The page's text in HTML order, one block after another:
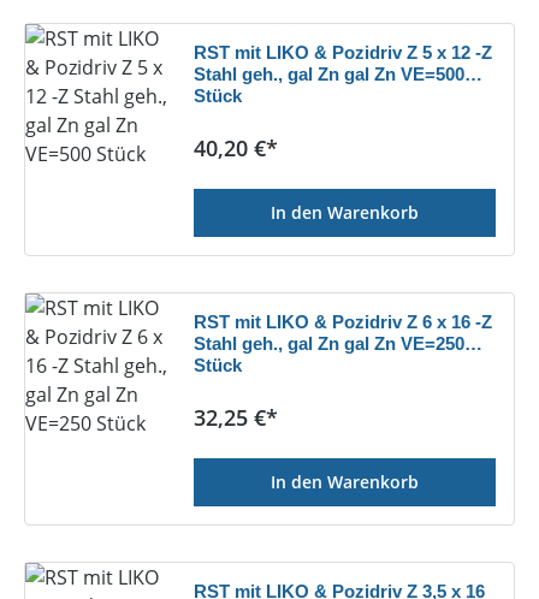
RST mit LIKO & Pozidriv Z 5 x 12 -Z
Stahl geh., gal Zn gal Zn VE=500
Stück
Regulärer Preis:
40,20 €*
In den Warenkorb
RST mit LIKO & Pozidriv Z 6 x 16 -Z
Stahl geh., gal Zn gal Zn VE=250
Stück
Regulärer Preis:
32,25 €*
In den Warenkorb
RST mit LIKO & Pozidriv Z 3,5 x 16